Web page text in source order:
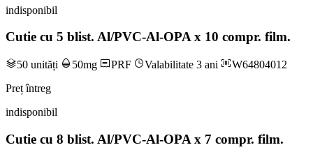
indisponibil
Cutie cu 5 blist. Al/PVC-Al-OPA x 10 compr. film.
50 unități 50mg PRF Valabilitate 3 ani
W64804012
Preț întreg
indisponibil
Cutie cu 8 blist. Al/PVC-Al-OPA x 7 compr. film.